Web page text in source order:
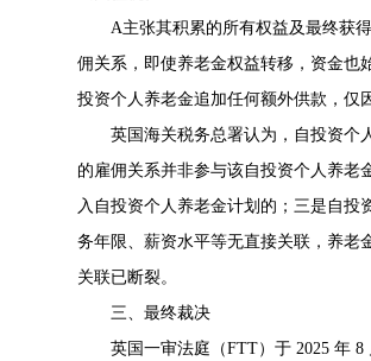
A主张其积累的所有权益及最终获
佣关系，即使养老金权益转移，资金也
投资个人养老金追加任何额外供款，仅
英国海关税务总署认为，自投资个
的雇佣关系并非参与该自投资个人养老
入自投资个人养老金计划的；三是自
务年限、薪资水平等无直接关联，养老
关联已断裂。
三、最终裁决
英国一审法庭（FTT）于 2025 年